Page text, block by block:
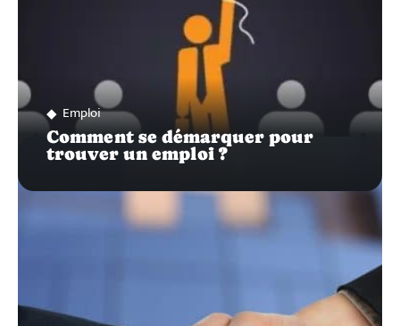
Emploi
Comment se démarquer pour
trouver un emploi ?